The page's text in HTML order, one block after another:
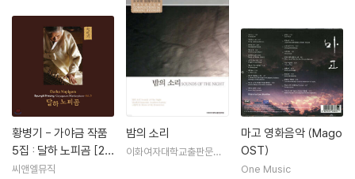
악보집으로는 황병기 가야금곡집인 『침향무』, 『비단길』, 『영목』, 『전설·산
운』, 『밤의 소리』,『춘설·달하 노피곰』, 『시계탑·하마단』이 있고, 음반(CD)
으로는 황병기 가야금곡집인 제1집 <침향무>, 제2집 <비단길>, 제3집 <
미궁>, 제4집 <춘설>, 제5집 <달하 노피곰>, <황병기 초기 연주곡집>,
<황병기 가야금 산조>가 있다. 또한 저서로는 『깊은 밤, 그 가야금 소리』(1
994), 『황병기와의 대화』(2001), 『가야금 선율에 흐르는 자유와 창조』(2
008), 『오동 천년, 탄금 60년』(2009), 『깊은 밤, 그 가야금 소리』(201
2), 『가야금 명인 황병기의 논어 백 가락』(2013) 등이 있다.
황병기 - 가야금 작품
5집 : 달하 노피곰 [2L
P]
씨앤엘뮤직
밤의 소리
이화여자대학교출판문화
마고 영화음악 (Mago
OST)
One Music